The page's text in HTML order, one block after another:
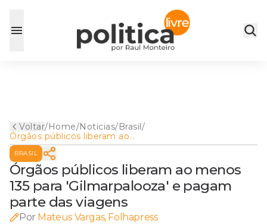
Voltar/Home/Noticias/Brasil/
Órgãos públicos liberam ao
menos 135 para
'Gilmarpalooza' e pagam
parte das viagens
BRASIL
Órgãos públicos liberam ao menos
135 para 'Gilmarpalooza' e pagam
parte das viagens
Por Mateus Vargas, Folhapress